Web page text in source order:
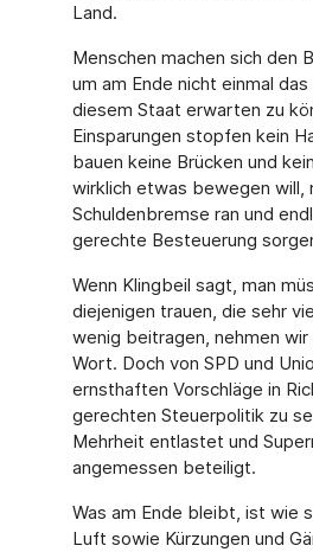
Land.
Menschen machen sich den
um am Ende nicht einmal
diesem Staat erwarten zu
Einsparungen stopfen kein
bauen keine Brücken und
wirklich etwas bewegen will,
Schuldenbremse ran und
gerechte Besteuerung
Wenn Klingbeil sagt, man
diejenigen trauen, die sehr
wenig beitragen, nehmen wir
Wort. Doch von SPD und
ernsthaften Vorschläge in
gerechten Steuerpolitik zu
Mehrheit entlastet und
angemessen beteiligt.
Was am Ende bleibt, ist wie
Luft sowie Kürzungen und